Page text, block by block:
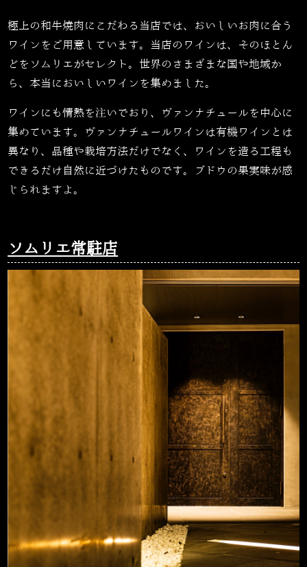
極上の和牛焼肉にこだわる当店では、おいしいお肉に合う
ワインをご用意しています。当店のワインは、そのほとん
どをソムリエがセレクト。世界のさまざまな国や地域か
ら、本当においしいワインを集めました。
ワインにも情熱を注いでおり、ヴァンナチュールを中心に
集めています。ヴァンナチュールワインは有機ワインとは
異なり、品種や栽培方法だけでなく、ワインを造る工程も
できるだけ自然に近づけたものです。ブドウの果実味が感
じられますよ。
ソムリエ常駐店